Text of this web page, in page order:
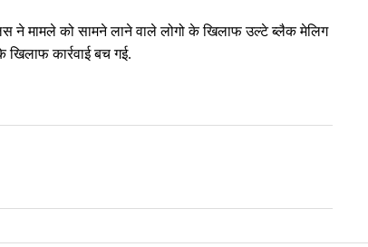
ने मामले को सामने लाने वाले लोगो के खिलाफ उल्टे ब्लैक मेलिग
खिलाफ कार्रवाई बच गई.